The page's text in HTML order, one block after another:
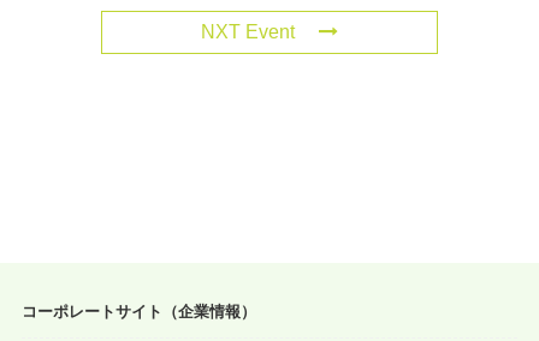
NXT Event
コーポレートサイト（企業情報）